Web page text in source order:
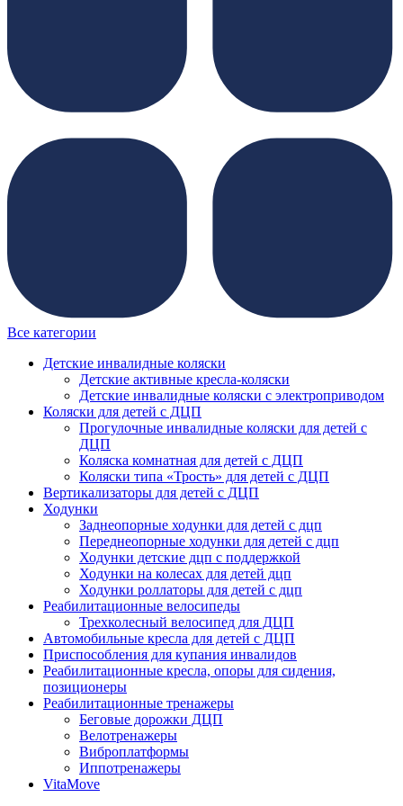
Все категории
Детские инвалидные коляски
Детские активные кресла-коляски
Детские инвалидные коляски с электроприводом
Коляски для детей с ДЦП
Прогулочные инвалидные коляски для детей с
ДЦП
Коляска комнатная для детей с ДЦП
Коляски типа «Трость» для детей с ДЦП
Вертикализаторы для детей с ДЦП
Ходунки
Заднеопорные ходунки для детей с дцп
Переднеопорные ходунки для детей с дцп
Ходунки детские дцп с поддержкой
Ходунки на колесах для детей дцп
Ходунки роллаторы для детей с дцп
Реабилитационные велосипеды
Трехколесный велосипед для ДЦП
Автомобильные кресла для детей с ДЦП
Приспособления для купания инвалидов
Реабилитационные кресла, опоры для сидения,
позиционеры
Реабилитационные тренажеры
Беговые дорожки ДЦП
Велотренажеры
Виброплатформы
Иппотренажеры
VitaMove